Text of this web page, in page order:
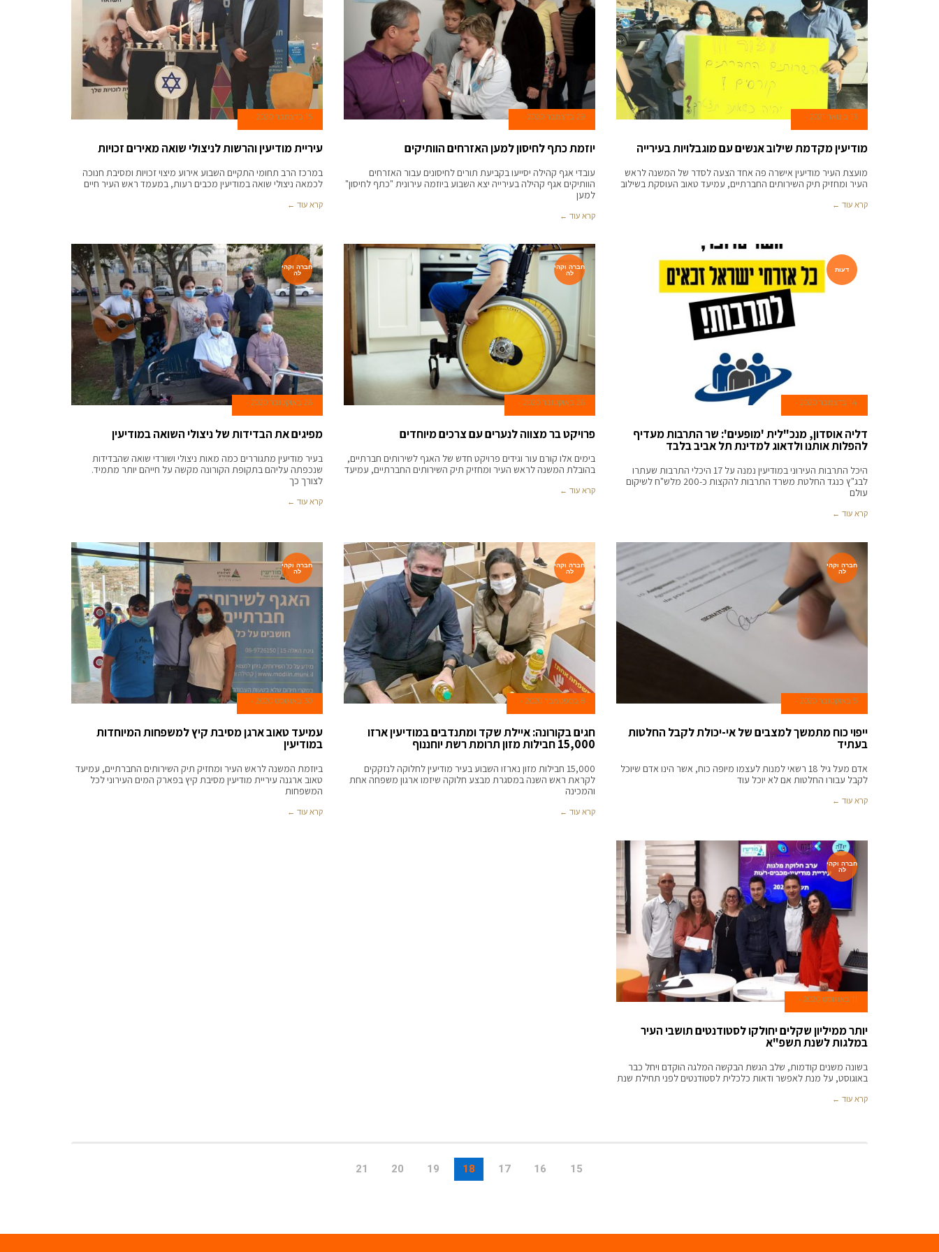
13 בינואר 2021
מודיעין מקדמת שילוב אנשים עם מוגבלויות בעירייה
מועצת העיר מודיעין אישרה פה אחד הצעה לסדר של המשנה לראש
העיר ומחזיק תיק השירותים החברתיים, עמיעד טאוב העוסקת בשילוב
קרא עוד ←
29 בדצמבר 2020
יוזמת כתף לחיסון למען האזרחים הוותיקים
עובדי אגף קהילה יסייעו בקביעת תורים לחיסונים עבור האזרחים
הוותיקים אגף קהילה בעירייה יצא השבוע ביוזמה עירונית "כתף לחיסון"
למען
קרא עוד ←
15 בדצמבר 2020
עיריית מודיעין והרשות לניצולי שואה מאירים זכויות
במרכז הרב תחומי התקיים השבוע אירוע מיצוי זכויות ומסיבת חנוכה
לכמאה ניצולי שואה במודיעין מכבים רעות, במעמד ראש העיר חיים
קרא עוד ←
דעות
14 בדצמבר 2020
דליה אוסדון, מנכ"לית 'מופעים': שר התרבות מעדיף
להפלות אותנו ולדאוג למדינת תל אביב בלבד
היכל התרבות העירוני במודיעין נמנה על 17 היכלי התרבות שעתרו
לבג"ץ כנגד החלטת משרד התרבות להקצות כ-200 מלש"ח לשיקום
עולם
קרא עוד ←
חברה וקהי
לה
26 באוקטובר 2020
פרויקט בר מצווה לנערים עם צרכים מיוחדים
בימים אלו קורם עור וגידים פרויקט חדש של האגף לשירותים חברתיים,
בהובלת המשנה לראש העיר ומחזיק תיק השירותים החברתיים, עמיעד
קרא עוד ←
חברה וקהי
לה
26 באוקטובר 2020
מפיגים את הבדידות של ניצולי השואה במודיעין
בעיר מודיעין מתגוררים כמה מאות ניצולי ושורדי שואה שהבדידות
שנכפתה עליהם בתקופת הקורונה מקשה על חייהם יותר מתמיד.
לצורך כך
קרא עוד ←
חברה וקהי
לה
5 באוקטובר 2020
ייפוי כוח מתמשך למצבים של אי-יכולת לקבל החלטות
בעתיד
אדם מעל גיל 18 רשאי למנות לעצמו מיופה כוח, אשר הינו אדם שיוכל
לקבל עבורו החלטות אם לא יוכל עוד
קרא עוד ←
חברה וקהי
לה
8 בספטמבר 2020
חגים בקורונה: איילת שקד ומתנדבים במודיעין ארזו
15,000 חבילות מזון תרומת רשת יוחננוף
15,000 חבילות מזון נארזו השבוע בעיר מודיעין לחלוקה לנזקקים
לקראת ראש השנה במסגרת מבצע חלוקה שיזמו ארגון משפחה אחת
והמכינה
קרא עוד ←
חברה וקהי
לה
30 באוגוסט 2020
עמיעד טאוב ארגן מסיבת קיץ למשפחות המיוחדות
במודיעין
ביוזמת המשנה לראש העיר ומחזיק תיק השירותים החברתיים, עמיעד
טאוב ארגנה עיריית מודיעין מסיבת קיץ בפארק המים העירוני לכל
המשפחות
קרא עוד ←
חברה וקהי
לה
11 באוגוסט 2020
יותר ממיליון שקלים יחולקו לסטודנטים תושבי העיר
במלגות לשנת תשפ"א
בשונה משנים קודמות, שלב הגשת הבקשה המלגה הוקדם ויחל כבר
באוגוסט, על מנת לאפשר ודאות כלכלית לסטודנטים לפני תחילת שנת
קרא עוד ←
15
16
17
18
19
20
21